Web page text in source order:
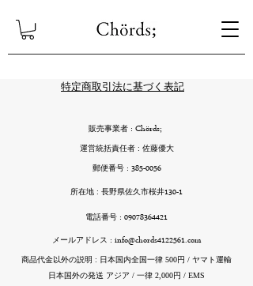
特定商取引法に基づく表記
販売事業者 : Chörds;
運営統括責任者 : 佐藤優大
郵便番号: 385-0056
所在地 : 長野県佐久市桜井130-1
電話番号 : 09078364421
メールアドレス : info@chords4122561.com
商品代金以外の説明 : 日本国内全国一律 500円 / ヤマト運輸
日本国外の発送 アジア / 一律 2,000円 / EMS